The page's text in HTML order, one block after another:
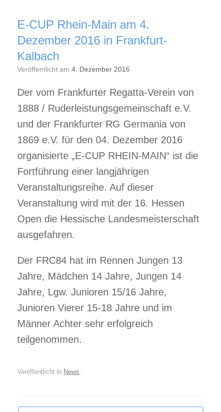
E-CUP Rhein-Main am 4.
Dezember 2016 in Frankfurt-
Kalbach
Veröffentlicht am 4. Dezember 2016
Der vom Frankfurter Regatta-Verein von
1888 / Ruderleistungsgemeinschaft e.V.
und der Frankfurter RG Germania von
1869 e.V. für den 04. Dezember 2016
organisierte „E-CUP RHEIN-MAIN“ ist die
Fortführung einer langjährigen
Veranstaltungsreihe. Auf dieser
Veranstaltung wird mit der 16. Hessen
Open die Hessische Landesmeisterschaft
ausgefahren.
Der FRC84 hat im Rennen Jungen 13
Jahre, Mädchen 14 Jahre, Jungen 14
Jahre, Lgw. Junioren 15/16 Jahre,
Junioren Vierer 15-18 Jahre und im
Männer Achter sehr erfolgreich
teilgenommen.
Veröffentlicht in News